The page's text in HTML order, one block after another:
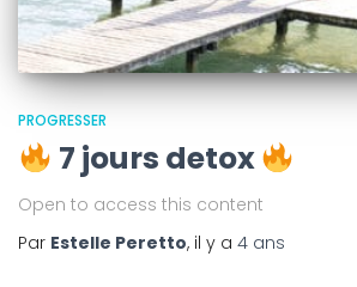
PROGRESSER
7 jours detox
Open to access this content
Par Estelle Peretto, il y a 4 ans